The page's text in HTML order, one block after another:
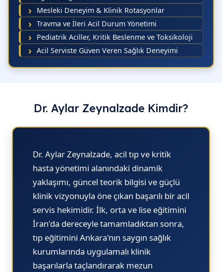
Mesleki Deneyim & Klinik Rotasyonlar
Travma ve İleri Acil Durum Yönetimi
Pediatrik Aciller, Kritik Beslenme ve Toksikoloji
Acil Serviste Güven Veren Sağlık Deneyimi
Dr. Aylar Zeynalzade Kimdir?
Dr. Aylar Zeynalzade, acil tıp ve kritik
hasta yönetimi alanındaki dinamik
yaklaşımı, güncel teorik bilgisi ve güçlü
klinik vizyonuyla öne çıkan başarılı bir acil
servis hekimidir. İlk, orta ve lise eğitimini
İran'da dereceyle tamamladıktan sonra,
tıp eğitimini Ankara'nın saygın sağlık
kurumlarında uygulamalı klinik
başarılarla taçlandırarak mezun